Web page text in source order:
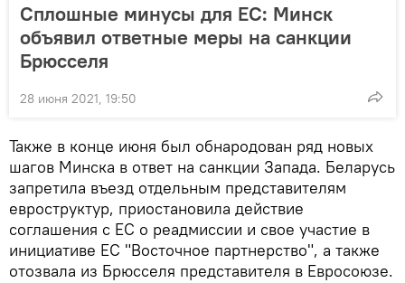
Сплошные минусы для ЕС: Минск
объявил ответные меры на санкции
Брюсселя
28 июня 2021, 19:50
Также в конце июня был обнародован ряд новых
шагов Минска в ответ на санкции Запада. Беларусь
запретила въезд отдельным представителям
евроструктур, приостановила действие
соглашения с ЕС о реадмиссии и свое участие в
инициативе ЕС "Восточное партнерство", а также
отозвала из Брюсселя представителя в Евросоюзе.